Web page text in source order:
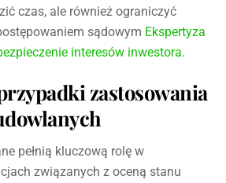
czas, ale również ograniczyć
sądowym Ekspertyza
interesów inwestora.
zastosowania
pełnią kluczową rolę w
związanych z oceną stanu